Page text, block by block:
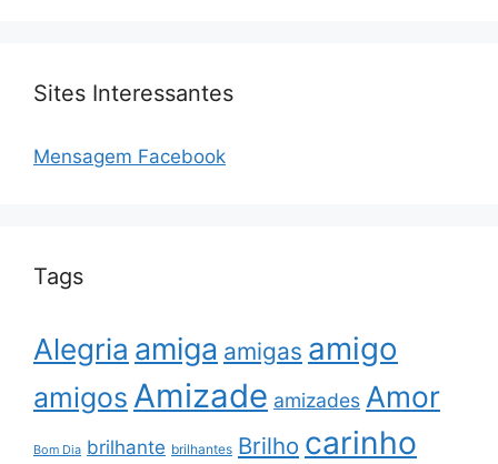
Sites Interessantes
Mensagem Facebook
Tags
Alegria amiga amigas amigo
amigos Amizade amizades Amor
Bom Dia brilhante brilhantes Brilho carinho